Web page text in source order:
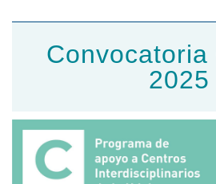
Convocatoria
2025